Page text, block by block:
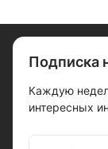
Подписка
Каждую
интересных